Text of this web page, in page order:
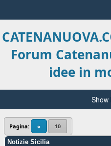
Forum
idee in
Show
Pagina: « 10
Notizie Sicilia